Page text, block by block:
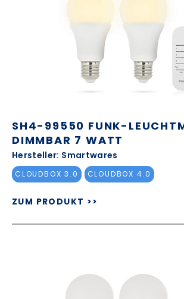
SH4-99550 FUNK-
DIMMBAR 7 WATT
Hersteller: Smartwares
CLOUDBOX 3.0 CLOUDBOX 4.0
ZUM PRODUKT >>